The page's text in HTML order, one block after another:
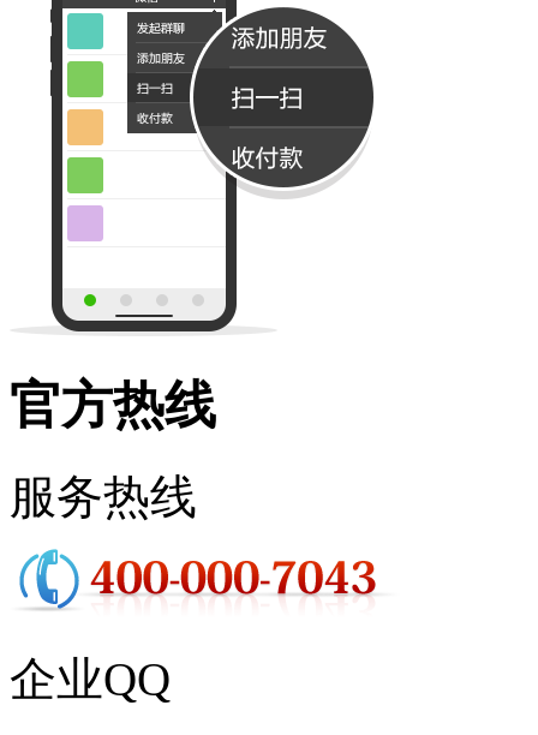
官方热线
服务热线
企业QQ